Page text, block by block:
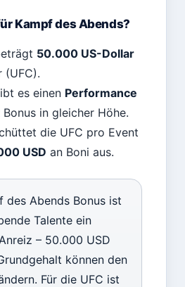
Kampf des Abends?
50.000 US-Dollar
(UFC).
es einen Performance
Bonus in gleicher Höhe.
die UFC pro Event
USD an Boni aus.
des Abends Bonus ist
Talente ein
– 50.000 USD
können den
Für die UFC ist